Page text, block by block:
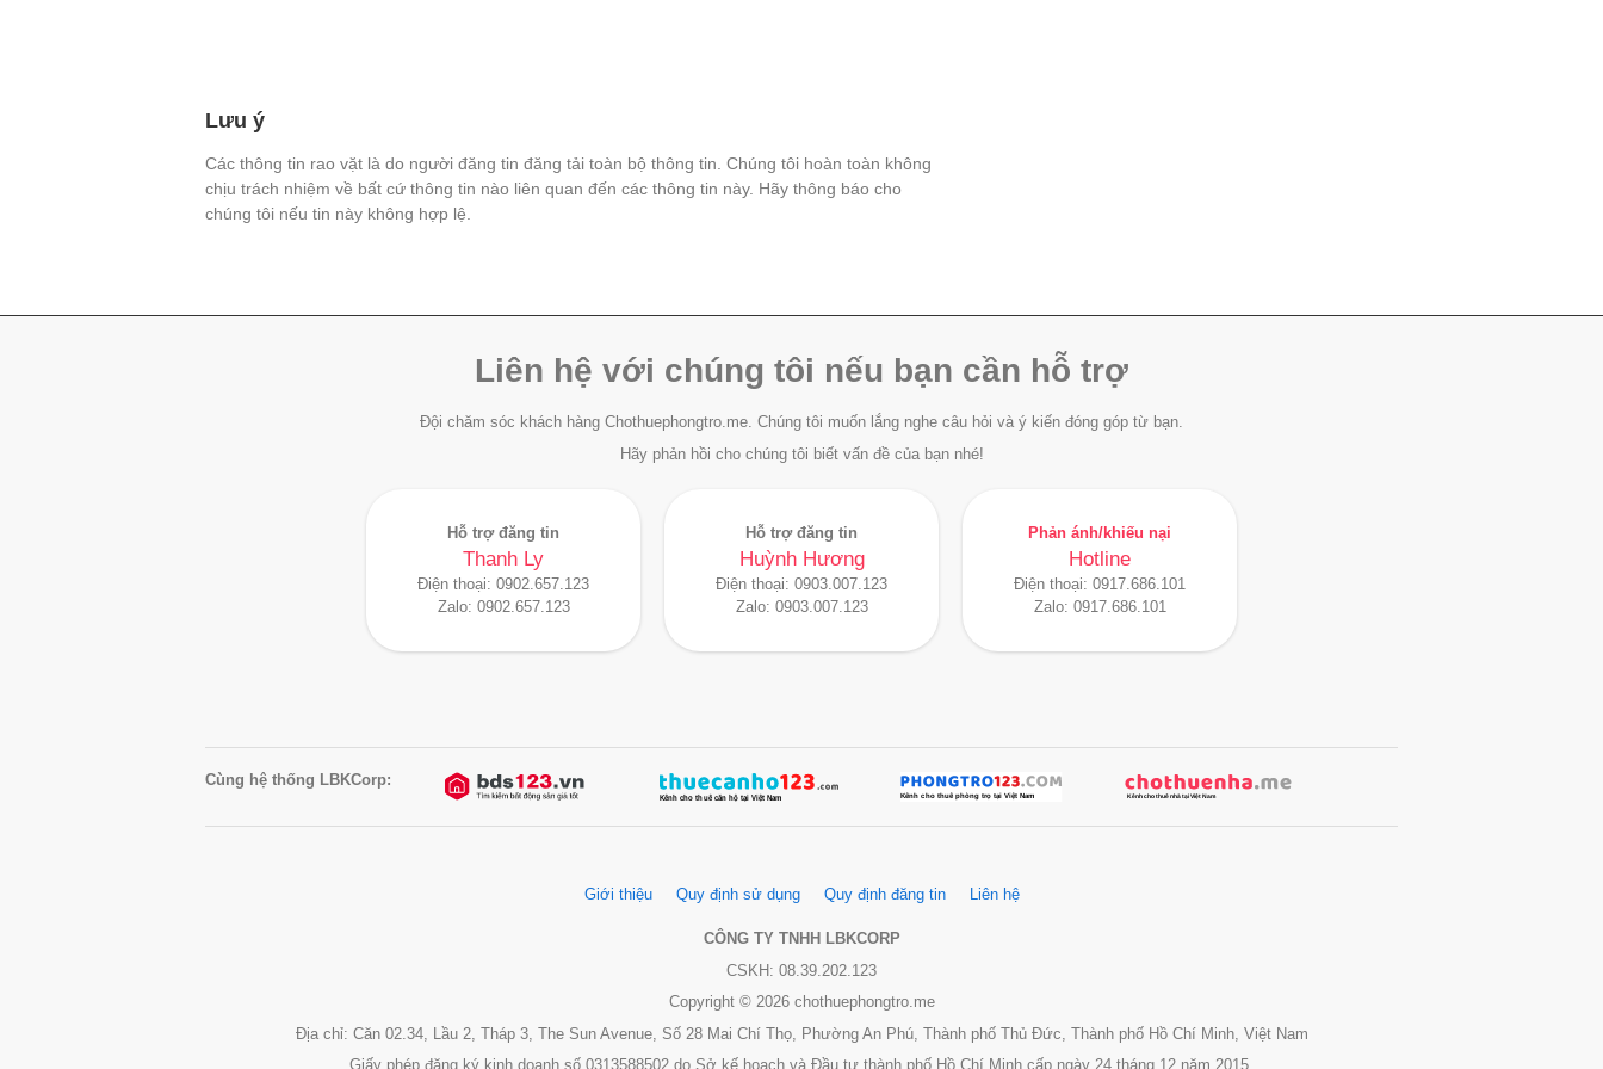
Lưu ý
Các thông tin rao vặt là do người đăng tin đăng tải toàn bộ thông tin. Chúng tôi hoàn toàn không
chịu trách nhiệm về bất cứ thông tin nào liên quan đến các thông tin này. Hãy thông báo cho
chúng tôi nếu tin này không hợp lệ.
Liên hệ với chúng tôi nếu bạn cần hỗ trợ
Đội chăm sóc khách hàng Chothuephongtro.me. Chúng tôi muốn lắng nghe câu hỏi và ý kiến đóng góp từ bạn.
Hãy phản hồi cho chúng tôi biết vấn đề của bạn nhé!
Hỗ trợ đăng tin
Thanh Ly
Điện thoại: 0902.657.123
Zalo: 0902.657.123
Hỗ trợ đăng tin
Huỳnh Hương
Điện thoại: 0903.007.123
Zalo: 0903.007.123
Phản ánh/khiếu nại
Hotline
Điện thoại: 0917.686.101
Zalo: 0917.686.101
Cùng hệ thống LBKCorp:
Giới thiệu Quy định sử dụng Quy định đăng tin Liên hệ
CÔNG TY TNHH LBKCORP
CSKH: 08.39.202.123
Copyright © 2026 chothuephongtro.me
Địa chỉ: Căn 02.34, Lầu 2, Tháp 3, The Sun Avenue, Số 28 Mai Chí Thọ, Phường An Phú, Thành phố Thủ Đức, Thành phố Hồ Chí Minh, Việt Nam